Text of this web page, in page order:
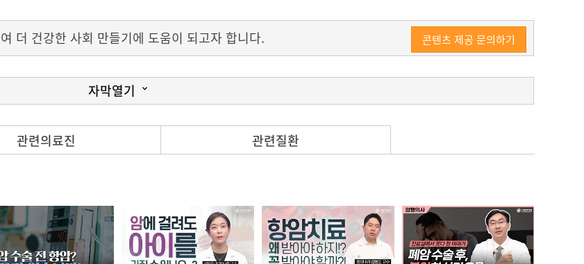
더 건강한 사회 만들기에 도움이 되고자 합니다. 콘텐츠 제공 문의하기
자막열기
병이 상당히 진행된 경우가 많아,
관련의료진 관련질환